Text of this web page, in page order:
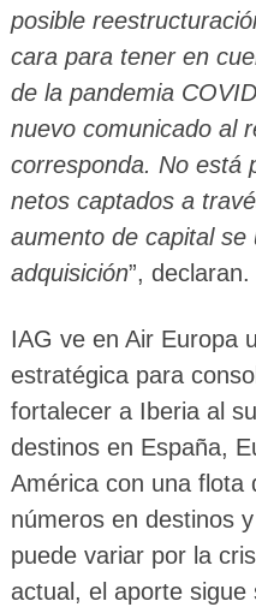
posible
cara para tener en
de la pandemia
nuevo comunicado al
corresponda. No está
netos captados a
aumento de capital se
adquisición”, declaran.
IAG ve en Air Europa
estratégica para
fortalecer a Iberia al
destinos en España,
América con una flota
números en destinos
puede variar por la
actual, el aporte